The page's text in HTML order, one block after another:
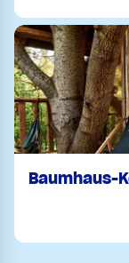
Baumhaus-